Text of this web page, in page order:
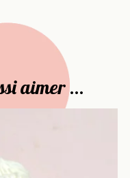
aimer ...